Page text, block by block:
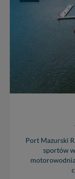
Port Mazurski
sportów